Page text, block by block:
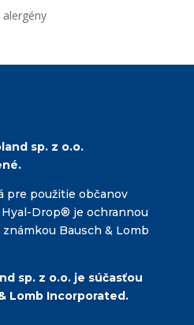
sp. z o.o.
pre použitie občanov
Drop® je ochrannou
Bausch & Lomb
sp. z o.o. je súčasťou
Lomb Incorporated.